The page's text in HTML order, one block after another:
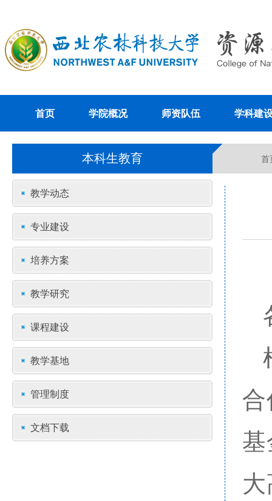
首页 学院概况 师资队伍 学科建
本科生教育 首
教学动态
专业建设
培养方案
教学研究
课程建设
教学基地
管理制度
文档下载